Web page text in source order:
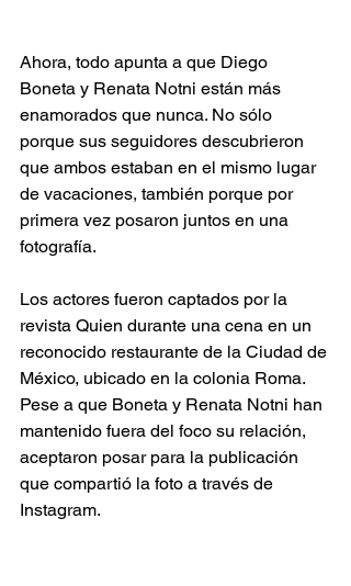
Ahora, todo apunta a que Diego
Boneta y Renata Notni están más
enamorados que nunca. No sólo
porque sus seguidores descubrieron
que ambos estaban en el mismo lugar
de vacaciones, también porque por
primera vez posaron juntos en una
fotografía.
Los actores fueron captados por la
revista Quien durante una cena en un
reconocido restaurante de la Ciudad de
México, ubicado en la colonia Roma.
Pese a que Boneta y Renata Notni han
mantenido fuera del foco su relación,
aceptaron posar para la publicación
que compartió la foto a través de
Instagram.